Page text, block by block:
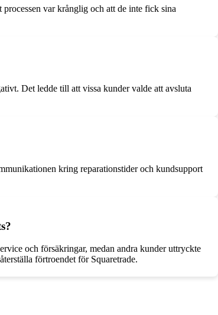
var krånglig och att de inte fick sina
Det ledde till att vissa kunder valde att avsluta
kring reparationstider och kundsupport
och försäkringar, medan andra kunder uttryckte
förtroendet för Squaretrade.